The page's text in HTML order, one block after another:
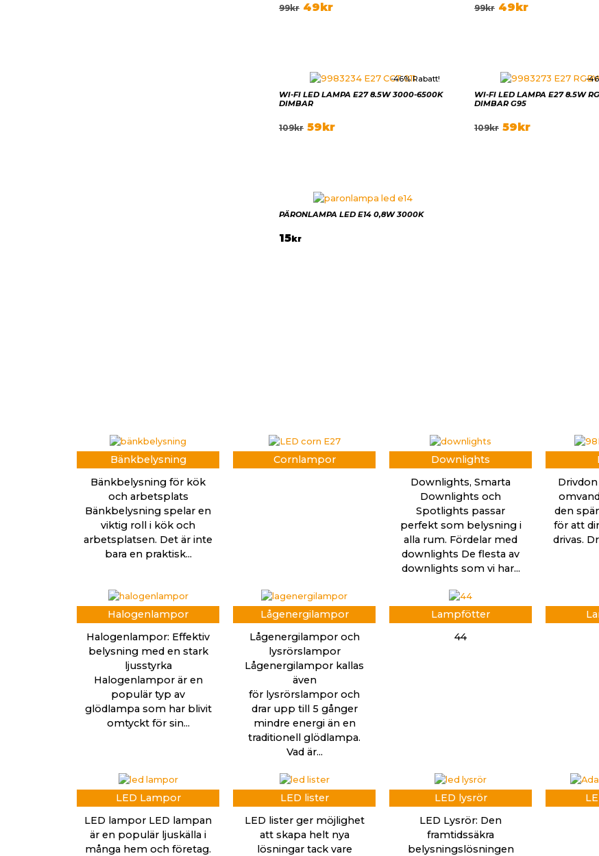
99kr 49kr 99kr 49kr
-46% Rabatt!
WI-FI LED LAMPA E27 8.5W 3000-6500K
DIMBAR
109kr 59kr
-
WI-FI LED LAMPA E27 8.5W
DIMBAR G95
109kr 59kr
PÄRONLAMPA LED E14 0,8W 3000K
15kr
Bänkbelysning
Bänkbelysning för kök
och arbetsplats
Bänkbelysning spelar en
viktig roll i kök och
arbetsplatsen. Det är inte
bara en praktisk...
Cornlampor
Downlights
Downlights, Smarta
Downlights och
Spotlights passar
perfekt som belysning i
alla rum. Fördelar med
downlights De flesta av
downlights som vi har...
den
för att
drivas.
Halogenlampor
Halogenlampor: Effektiv
belysning med en stark
ljusstyrka
Halogenlampor är en
populär typ av
glödlampa som har blivit
omtyckt för sin...
Lågenergilampor
Lågenergilampor och
lysrörslampor
Lågenergilampor kallas
även
för lysrörslampor och
drar upp till 5 gånger
mindre energi än en
traditionell glödlampa.
Vad är...
Lampfötter
44
LED Lampor
LED lampor LED lampan
är en populär ljuskälla i
många hem och företag.
LED lister
LED lister ger möjlighet
att skapa helt nya
lösningar tack vare
LED lysrör
LED Lysrör: Den
framtidssäkra
belysningslösningen